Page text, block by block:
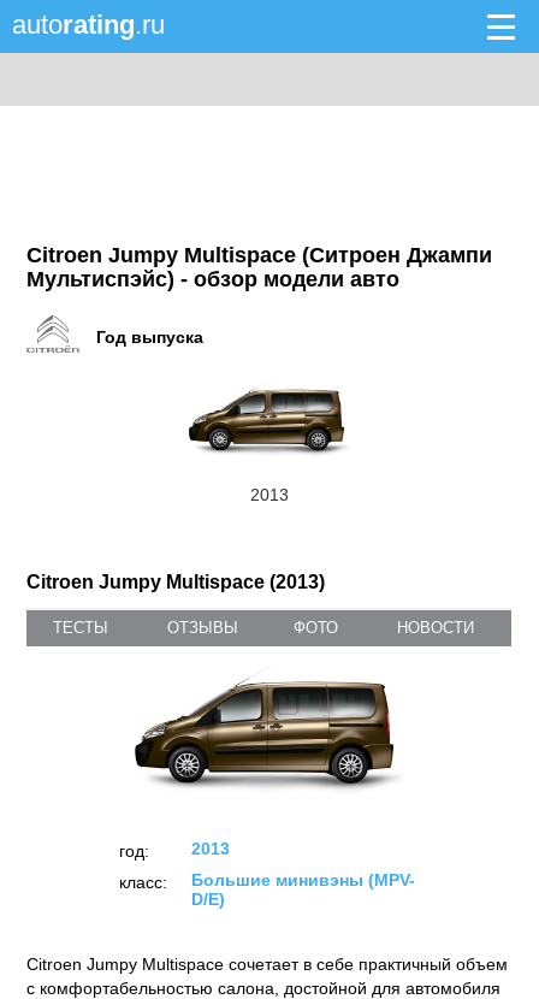
autorating.ru
Citroen Jumpy Multispace (Ситроен Джампи
Мультиспэйс) - обзор модели авто
Год выпуска
2013
Citroen Jumpy Multispace (2013)
ТЕСТЫ ОТЗЫВЫ ФОТО НОВОСТИ
год:
2013
класс:
Большие минивэны (MPV-
D/E)
Citroen Jumpy Multispace сочетает в себе практичный объем
с комфортабельностью салона, достойной для автомобиля